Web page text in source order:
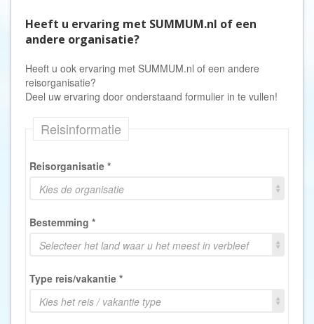
Heeft u ervaring met SUMMUM.nl of een
andere organisatie?
Heeft u ook ervaring met SUMMUM.nl of een andere
reisorganisatie?
Deel uw ervaring door onderstaand formulier in te vullen!
Reisinformatie
Reisorganisatie *
Kies de organisatie
Bestemming *
Selecteer het land waar u het meest in verbleef
Type reis/vakantie *
Kies het reis / vakantie type